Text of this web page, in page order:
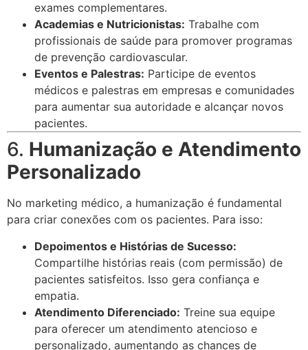
exames complementares.
Academias e Nutricionistas: Trabalhe com
profissionais de saúde para promover programas
de prevenção cardiovascular.
Eventos e Palestras: Participe de eventos
médicos e palestras em empresas e comunidades
para aumentar sua autoridade e alcançar novos
pacientes.
6. Humanização e Atendimento
Personalizado
No marketing médico, a humanização é fundamental
para criar conexões com os pacientes. Para isso:
Depoimentos e Histórias de Sucesso:
Compartilhe histórias reais (com permissão) de
pacientes satisfeitos. Isso gera confiança e
empatia.
Atendimento Diferenciado: Treine sua equipe
para oferecer um atendimento atencioso e
personalizado, aumentando as chances de